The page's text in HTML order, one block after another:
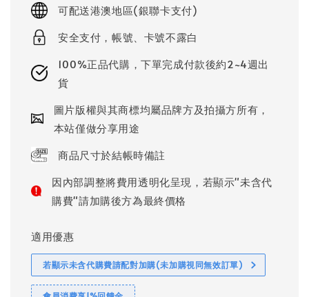
可配送港澳地區(銀聯卡支付)
安全支付，帳號、卡號不露白
100%正品代購，下單完成付款後約2~4週出
貨
圖片版權與其商標均屬品牌方及拍攝方所有，
本站僅做分享用途
商品尺寸於結帳時備註
因內部調整將費用透明化呈現，若顯示"未含代
購費"請加購後方為最終價格
適用優惠
若顯示未含代購費請配對加購(未加購視同無效訂單)